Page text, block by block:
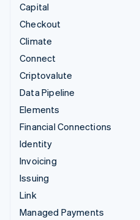
Capital
Checkout
Climate
Connect
Criptovalute
Data Pipeline
Elements
Financial Connections
Identity
Invoicing
Issuing
Link
Managed Payments